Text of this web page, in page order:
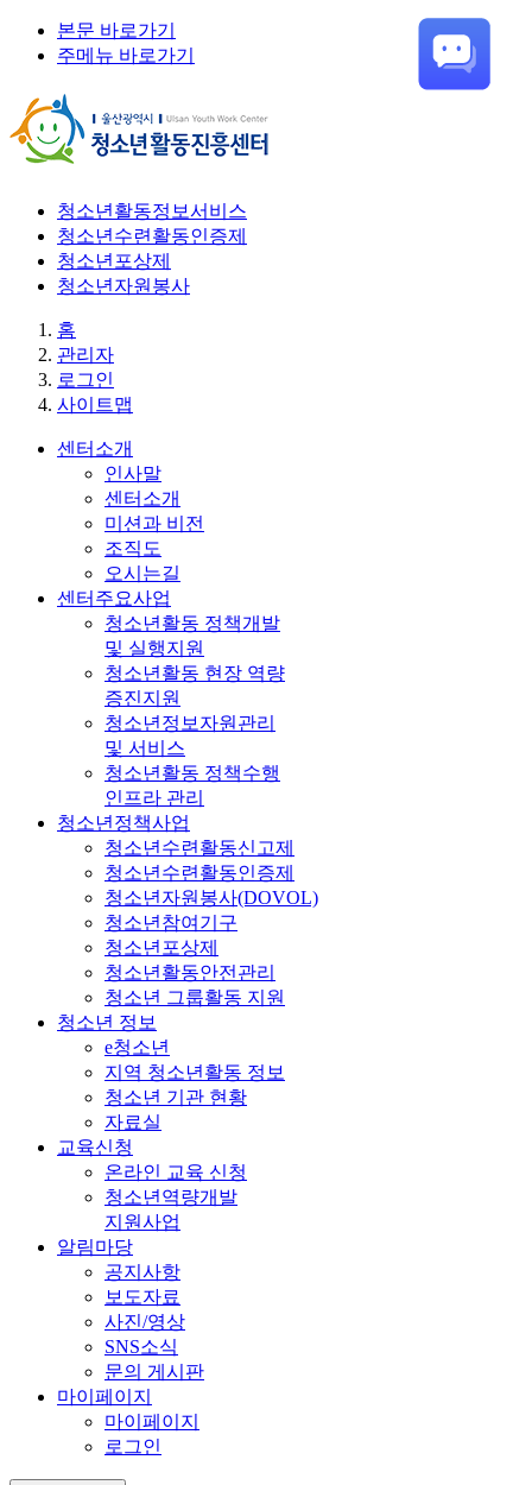
본문 바로가기
주메뉴 바로가기
청소년활동정보서비스
청소년수련활동인증제
청소년포상제
청소년자원봉사
홈
관리자
로그인
사이트맵
센터소개
인사말
센터소개
미션과 비전
조직도
오시는길
센터주요사업
청소년활동 정책개발
및 실행지원
청소년활동 현장 역량
증진지원
청소년정보자원관리
및 서비스
청소년활동 정책수행
인프라 관리
청소년정책사업
청소년수련활동신고제
청소년수련활동인증제
청소년자원봉사(DOVOL)
청소년참여기구
청소년포상제
청소년활동안전관리
청소년 그룹활동 지원
청소년 정보
e청소년
지역 청소년활동 정보
청소년 기관 현황
자료실
교육신청
온라인 교육 신청
청소년역량개발
지원사업
알림마당
공지사항
보도자료
사진/영상
SNS소식
문의 게시판
마이페이지
마이페이지
로그인